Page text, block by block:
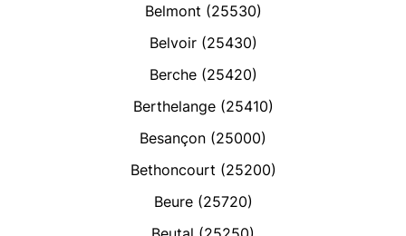
Belmont (25530)
Belvoir (25430)
Berche (25420)
Berthelange (25410)
Besançon (25000)
Bethoncourt (25200)
Beure (25720)